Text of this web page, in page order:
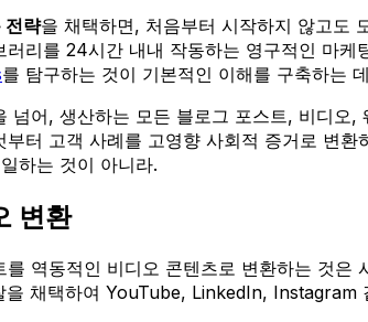
전략을 채택하면, 처음부터 시작하지 않고도
러리를 24시간 내내 작동하는 영구적인 마
를 탐구하는 것이 기본적인 이해를 구축하는
넘어, 생산하는 모든 블로그 포스트, 비디오
부터 고객 사례를 고영향 사회적 증거로 변
하는 것이 아니라.
변환
를 역동적인 비디오 콘텐츠로 변환하는 것은
채택하여 YouTube, LinkedIn, Instagram